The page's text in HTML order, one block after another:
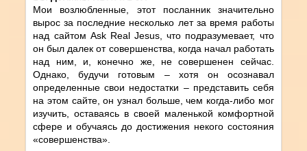
Мои возлюбленные, этот посланник значительно
вырос за последние несколько лет за время работы
над сайтом Ask Real Jesus, что подразумевает, что
он был далек от совершенства, когда начал работать
над ним, и, конечно же, не совершенен сейчас.
Однако, будучи готовым – хотя он осознавал
определенные свои недостатки – представить себя
на этом сайте, он узнал больше, чем когда-либо мог
изучить, оставаясь в своей маленькой комфортной
сфере и обучаясь до достижения некого состояния
«совершенства».